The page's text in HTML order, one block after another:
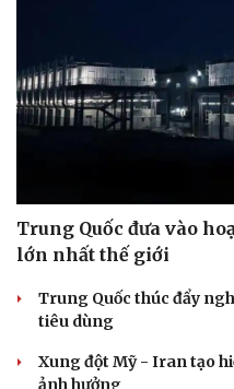
Trung Quốc đưa vào
lớn nhất thế giới
Trung Quốc thúc đẩy
tiêu dùng
Xung đột Mỹ - Iran tạo
ảnh hưởng